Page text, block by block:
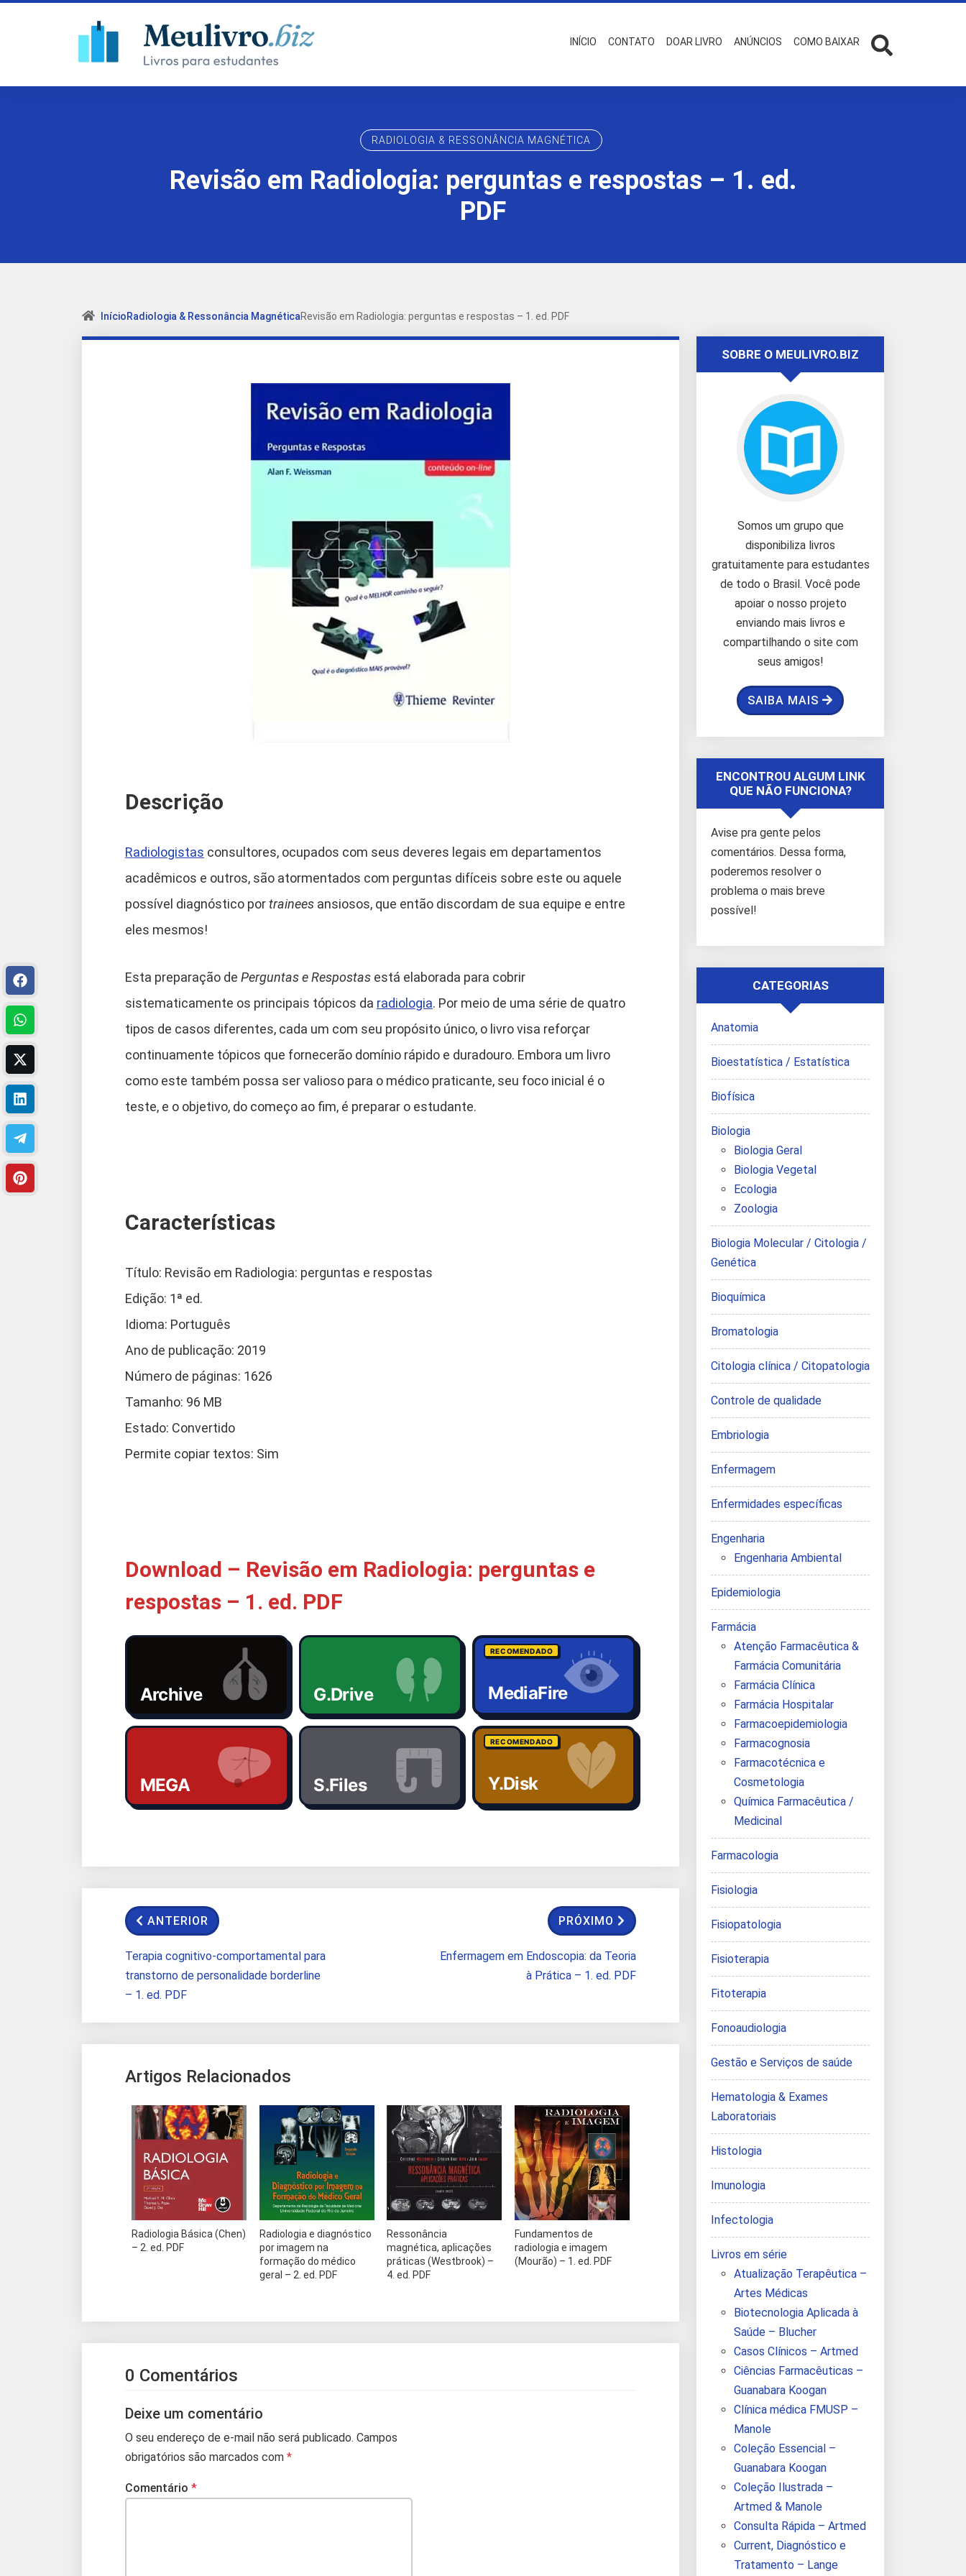
INÍCIO CONTATO DOAR LIVRO ANÚNCIOS COMO BAIXAR
RADIOLOGIA & RESSONÂNCIA MAGNÉTICA
Revisão em Radiologia: perguntas e respostas – 1. ed.
PDF
InícioRadiologia & Ressonância MagnéticaRevisão em Radiologia: perguntas e respostas – 1. ed. PDF
Descrição
Radiologistas consultores, ocupados com seus deveres legais em departamentos
acadêmicos e outros, são atormentados com perguntas difíceis sobre este ou aquele
possível diagnóstico portrainees ansiosos, que então discordam de sua equipe e entre
eles mesmos!
Esta preparação de Perguntas e Respostas está elaborada para cobrir
sistematicamente os principais tópicos da radiologia. Por meio de uma série de quatro
tipos de casos diferentes, cada um com seu propósito único, o livro visa reforçar
continuamente tópicos que fornecerão domínio rápido e duradouro. Embora um livro
como este também possa ser valioso para o médico praticante, seu foco inicial é o
teste, e o objetivo, do começo ao fim, é preparar o estudante.
Características
Título: Revisão em Radiologia: perguntas e respostas
Edição: 1ª ed.
Idioma: Português
Ano de publicação: 2019
Número de páginas: 1626
Tamanho: 96 MB
Estado: Convertido
Permite copiar textos: Sim
Download – Revisão em Radiologia: perguntas e
respostas – 1. ed. PDF
Archive G.Drive
RECOMENDADO
MediaFire
MEGA S.Files
RECOMENDADO
Y.Disk
ANTERIOR
Terapia cognitivo-comportamental para
transtorno de personalidade borderline
– 1. ed. PDF
PRÓXIMO
Enfermagem em Endoscopia: da Teoria
à Prática – 1. ed. PDF
Artigos Relacionados
Radiologia Básica (Chen)
– 2. ed. PDF
Radiologia e diagnóstico
por imagem na
formação do médico
geral – 2. ed. PDF
Ressonância
magnética, aplicações
práticas (Westbrook) –
4. ed. PDF
Fundamentos de
radiologia e imagem
(Mourão) – 1. ed. PDF
0 Comentários
Deixe um comentário
O seu endereço de e-mail não será publicado. Campos
obrigatórios são marcados com *
Comentário *
SOBRE O MEULIVRO.BIZ
Somos um grupo que
disponibiliza livros
gratuitamente para estudantes
de todo o Brasil. Você pode
apoiar o nosso projeto
enviando mais livros e
compartilhando o site com
seus amigos!
SAIBA MAIS
ENCONTROU ALGUM LINK
QUE NÃO FUNCIONA?
Avise pra gente pelos
comentários. Dessa forma,
poderemos resolver o
problema o mais breve
possível!
CATEGORIAS
Anatomia
Bioestatística / Estatística
Biofísica
Biologia
Biologia Geral
Biologia Vegetal
Ecologia
Zoologia
Biologia Molecular / Citologia /
Genética
Bioquímica
Bromatologia
Citologia clínica / Citopatologia
Controle de qualidade
Embriologia
Enfermagem
Enfermidades específicas
Engenharia
Engenharia Ambiental
Epidemiologia
Farmácia
Atenção Farmacêutica &
Farmácia Comunitária
Farmácia Clínica
Farmácia Hospitalar
Farmacoepidemiologia
Farmacognosia
Farmacotécnica e
Cosmetologia
Química Farmacêutica /
Medicinal
Farmacologia
Fisiologia
Fisiopatologia
Fisioterapia
Fitoterapia
Fonoaudiologia
Gestão e Serviços de saúde
Hematologia & Exames
Laboratoriais
Histologia
Imunologia
Infectologia
Livros em série
Atualização Terapêutica –
Artes Médicas
Biotecnologia Aplicada à
Saúde – Blucher
Casos Clínicos – Artmed
Ciências Farmacêuticas –
Guanabara Koogan
Clínica médica FMUSP –
Manole
Coleção Essencial –
Guanabara Koogan
Coleção Ilustrada –
Artmed & Manole
Consulta Rápida – Artmed
Current, Diagnóstico e
Tratamento – Lange